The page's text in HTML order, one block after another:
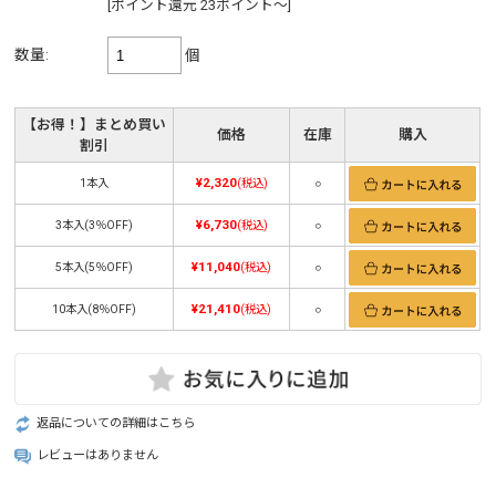
[ポイント還元 23ポイント～]
数量: 個
【お得！】まとめ買い
割引
価格 在庫 購入
1本入 ¥2,320(税込) ○
3本入(3％OFF) ¥6,730(税込) ○
5本入(5％OFF) ¥11,040(税込) ○
10本入(8％OFF) ¥21,410(税込) ○
返品についての詳細はこちら
レビューはありません